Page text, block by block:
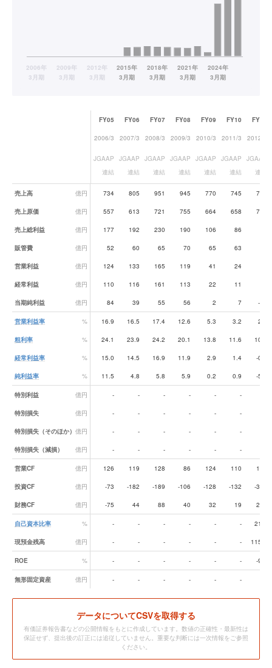
業績データ一覧
FY05 FY06 FY07 FY08 FY09 FY10 FY11
2006/3 2007/3 2008/3 2009/3 2010/3 2011/3 2012/3
JGAAP
連結
JGAAP
連結
JGAAP
連結
JGAAP
連結
JGAAP
連結
JGAAP
連結
JGAAP
連結
売上高 億円 734 805 951 945 770 745 780
売上原価 億円 557 613 721 755 664 658 700
売上総利益 億円 177 192 230 190 106 86
販管費 億円 52 60 65 70 65 63
営業利益 億円 124 133 165 119 41 24
経常利益 億円 110 116 161 113 22 11
当期純利益 億円 84 39 55 56 2 7 -43
営業利益率 % 16.9 16.5 17.4 12.6 5.3 3.2 2.0
粗利率 % 24.1 23.9 24.2 20.1 13.8 11.6 10.2
経常利益率 % 15.0 14.5 16.9 11.9 2.9 1.4 -0.6
純利益率 % 11.5 4.8 5.8 5.9 0.2 0.9 -5.5
特別利益 億円 - - - - - -
特別損失 億円 - - - - - -
特別損失（そのほか） 億円 - - - - - -
特別損失（減損） 億円 - - - - - -
営業CF 億円 126 119 128 86 124 110 102
投資CF 億円 -73 -182 -189 -106 -128 -132 -340
財務CF 億円 -75 44 88 40 32 19 224
自己資本比率 % - - - - - - 21.8
現預金残高 億円 - - - - - - 115.2
ROE % - - - - - - -9.4
無形固定資産 億円 - - - - - -
データについてCSVを取得する
有価証券報告書などの公開情報をもとに作成しています。数値の正確性・最新性は
保証せず、提出後の訂正には追従していません。重要な判断には一次情報をご参照
ください。